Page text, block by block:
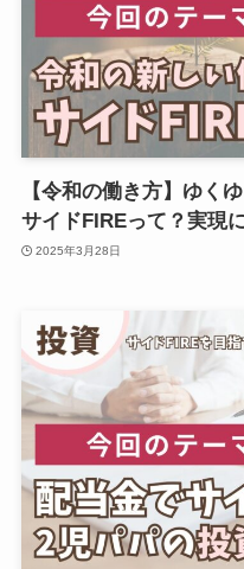
【令和の働き方】ゆく
サイドFIREって？実現
2025年3月28日